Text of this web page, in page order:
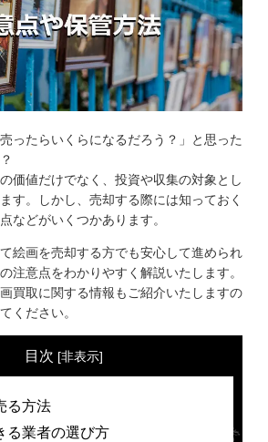
ったらいくらになるだろう？」と思った
価値だけでなく、投資や収集の対象とし
す。しかし、売却する際には知っておく
などがいくつかあります。
絵画を売却する方でも安心して進められ
注意点をわかりやすく解説いたします。
買取に関する情報もご紹介いたしますの
ください。
目次 [非表示]
る方法
る業者の選び方